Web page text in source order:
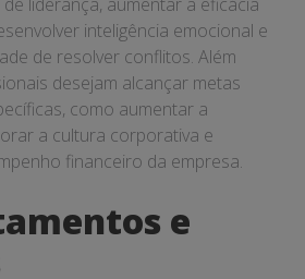
inteligência emocional e
de resolver conflitos. Além
desejam alcançar metas
como aumentar a
a cultura corporativa e
financeiro da empresa.
e